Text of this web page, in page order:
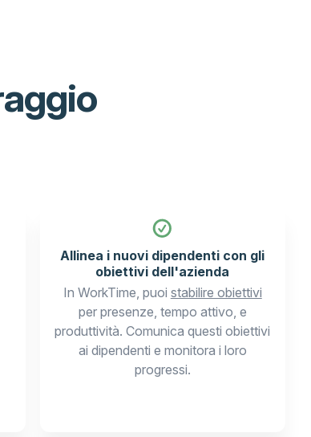
Allinea i nuovi dipendenti con gli
obiettivi dell'azienda
In WorkTime, puoi stabilire obiettivi
per presenze, tempo attivo, e
produttività. Comunica questi obiettivi
ai dipendenti e monitora i loro
progressi.